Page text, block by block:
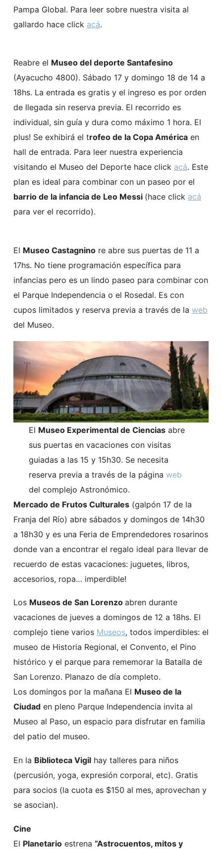
Pampa Global. Para leer sobre nuestra visita al
gallardo hace click acá.
Reabre el Museo del deporte Santafesino
(Ayacucho 4800). Sábado 17 y domingo 18 de 14 a
18hs. La entrada es gratis y el ingreso es por orden
de llegada sin reserva previa. El recorrido es
individual, sin guía y dura como máximo 1 hora. El
plus! Se exhibirá el trofeo de la Copa Américaen
hall de entrada. Para leer nuestra experiencia
visitando el Museo del Deporte hace click acá. Este
plan es ideal para combinar con un paseo por el
barrio de la infancia de Leo Messi (hace click acá
para ver el recorrido).
El Museo Castagninore abre sus puertas de 11 a
17hs. No tiene programación específica para
infancias pero es un lindo paseo para combinar con
el Parque Independencia o el Rosedal. Es con
cupos limitados y reserva previa a través de la web
del Museo.
El Museo Experimental de Ciencias abre
sus puertas en vacaciones con visitas
guiadas a las 15 y 15h30. Se necesita
reserva previa a través de la páginaweb
del complejo Astronómico.
Mercado de Frutos Culturales(galpón 17 de la
Franja del Río) abre sábados y domingos de 14h30
a 18h30 y es una Feria de Emprendedores rosarinos
donde van a encontrar el regalo ideal para llevar de
recuerdo de estas vacaciones: juguetes, libros,
accesorios, ropa… imperdible!
Los Museos de San Lorenzo abren durante
vacaciones de jueves a domingos de 12 a 18hs. El
complejo tiene varios Museos, todos imperdibles: el
museo de Historia Regional, el Convento, el Pino
histórico y el parque para rememorar la Batalla de
San Lorenzo. Planazo de día completo.
Los domingos por la mañana El Museo de la
Ciudaden pleno Parque Independencia invita al
Museo al Paso, un espacio para disfrutar en familia
del patio del museo.
En la Biblioteca Vigilhay talleres para niños
(percusión, yoga, expresión corporal, etc). Gratis
para socios (la cuota es $150 al mes, aprovechan y
se asocian).
Cine
El Planetarioestrena “Astrocuentos, mitos y